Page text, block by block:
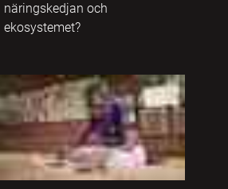
näringskedjan och
ekosystemet?